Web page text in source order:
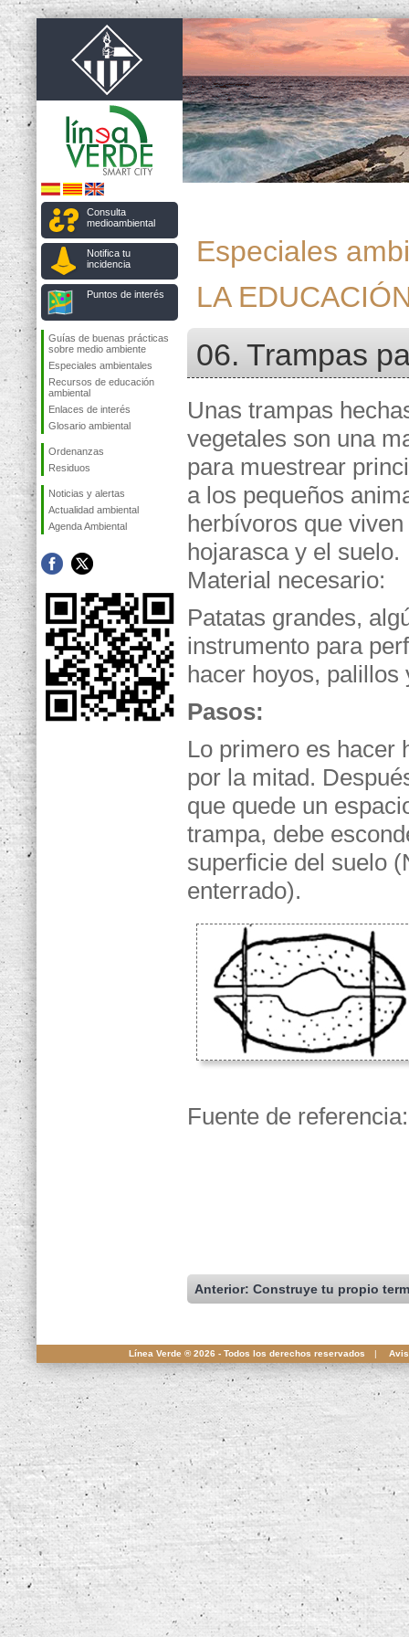
Consulta
medioambiental
Notifica tu
incidencia
Puntos de interés
Guías de buenas prácticas
sobre medio ambiente
Especiales ambientales
Recursos de educación
ambiental
Enlaces de interés
Glosario ambiental
Ordenanzas
Residuos
Noticias y alertas
Actualidad ambiental
Agenda Ambiental
Especiales
LA
06. Trampas
Unas trampas
vegetales son una
para muestrear
a los pequeños
herbívoros que
hojarasca y el suelo.
Material necesario:
Patatas grandes,
instrumento para
hacer hoyos, palillos
Pasos:
Lo primero es hacer
por la mitad.
que quede un
trampa, debe
superficie del suelo
enterrado).
Fuente de
Anterior: Construye tu propio
Línea Verde ® 2026 - Todos los derechos reservados |